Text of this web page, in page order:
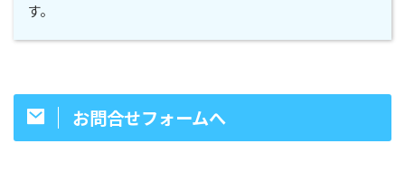
す。
お問合せフォームへ